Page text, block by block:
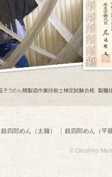
銀四郎めん（太麺） 銀四郎めん（平
© Ginshiro